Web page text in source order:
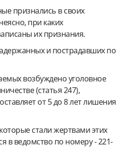
признались в своих
при каких
их признания.
и пострадавших по
возбуждено уголовное
(статья 247),
от 5 до 8 лет лишения
стали жертвами этих
в ведомство по номеру - 221-